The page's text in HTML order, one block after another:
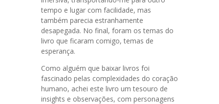
tempo e lugar com facilidade, mas
também parecia estranhamente
desapegada. No final, foram os temas do
livro que ficaram comigo, temas de
esperança.
Como alguém que baixar livros foi
fascinado pelas complexidades do coração
humano, achei este livro um tesouro de
insights e observações, com personagens